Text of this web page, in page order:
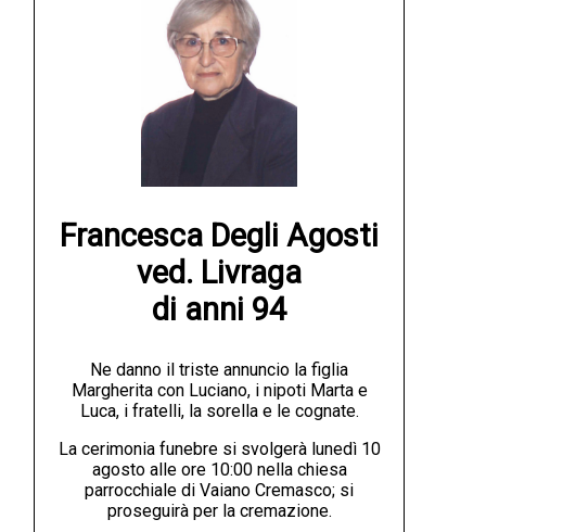
Francesca Degli Agosti
ved. Livraga
di anni 94
Ne danno il triste annuncio la figlia
Margherita con Luciano, i nipoti Marta e
Luca, i fratelli, la sorella e le cognate.
La cerimonia funebre si svolgerà lunedì 10
agosto alle ore 10:00 nella chiesa
parrocchiale di Vaiano Cremasco; si
proseguirà per la cremazione.